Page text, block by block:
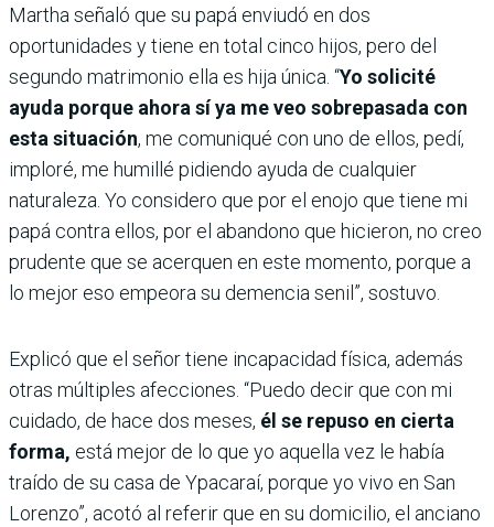
Martha señaló que su papá enviudó en dos
oportunidades y tiene en total cinco hijos, pero del
segundo matrimonio ella es hija única. “Yo solicité
ayuda porque ahora sí ya me veo sobrepasada con
esta situación, me comuniqué con uno de ellos, pedí,
imploré, me humillé pidiendo ayuda de cualquier
naturaleza. Yo considero que por el enojo que tiene mi
papá contra ellos, por el abandono que hicieron, no creo
prudente que se acerquen en este momento, porque a
lo mejor eso empeora su demencia senil”, sostuvo.
Explicó que el señor tiene incapacidad física, además
otras múltiples afecciones. “Puedo decir que con mi
cuidado, de hace dos meses, él se repuso en cierta
forma, está mejor de lo que yo aquella vez le había
traído de su casa de Ypacaraí, porque yo vivo en San
Lorenzo”, acotó al referir que en su domicilio, el anciano